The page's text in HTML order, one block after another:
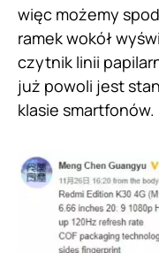
więc możemy
ramek wokół
czytnik linii
już powoli jest
klasie smartfonów.